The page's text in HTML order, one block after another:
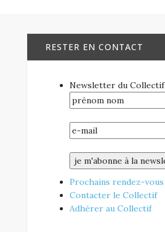
RESTER EN CONTACT
Newsletter du Collectif
Prochains rendez-vous
Contacter le Collectif
Adhérer au Collectif